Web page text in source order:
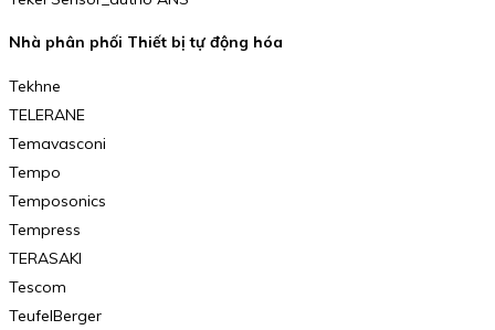
Nhà phân phối Thiết bị tự động hóa
Tekhne
TELERANE
Temavasconi
Tempo
Temposonics
Tempress
TERASAKI
Tescom
TeufelBerger